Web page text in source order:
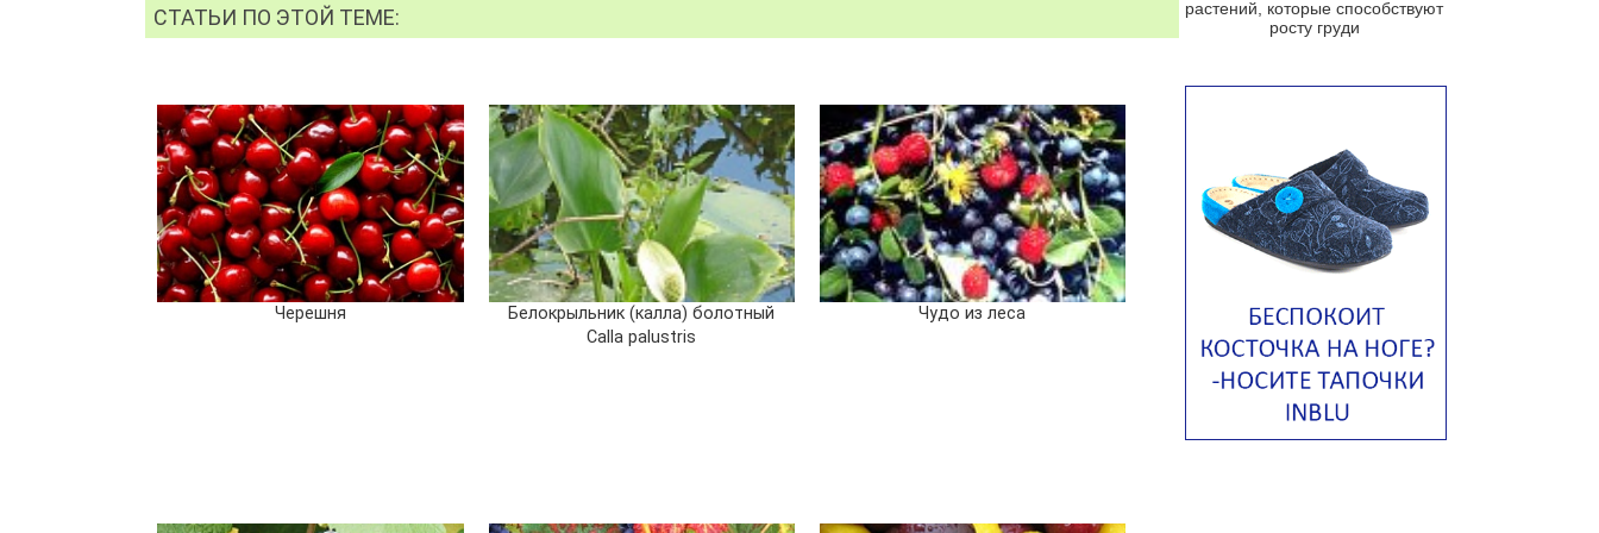
СТАТЬИ ПО ЭТОЙ ТЕМЕ:
Черешня
Белокрыльник (калла) болотный
Calla palustris
Чудо из леса
Португальский чесночный суп с
Ирландский картофельный суп
Суп из пастернака
Пряный морковный суп во время
зимних холодов
Американский суп из красной
фасоли с сальсой гуакамоле
Острый чечевичный суп с
кремом из петрушки
Суп с лапшой рамен в
растений, которые способствуют
росту груди